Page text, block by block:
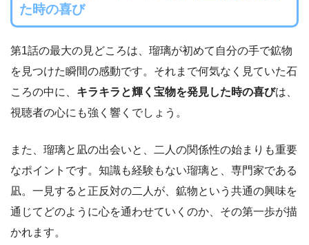
た時の喜び
第1話の最大の見どころは、瑠璃が初めて自分の手で鉱物
を見つけた瞬間の感動です。それまで何気なく見ていた石
ころの中に、 キラキラと輝く宝物を発見した時の喜びは、
視聴者の心にも強く響くでしょう。
また、瑠璃と凪の出会いと、二人の関係性の始まりも重要
なポイントです。知識も経験もない瑠璃と、専門家である
凪。一見すると正反対の二人が、鉱物という共通の興味を
通じてどのように心を通わせていくのか、その第一歩が描
かれます。